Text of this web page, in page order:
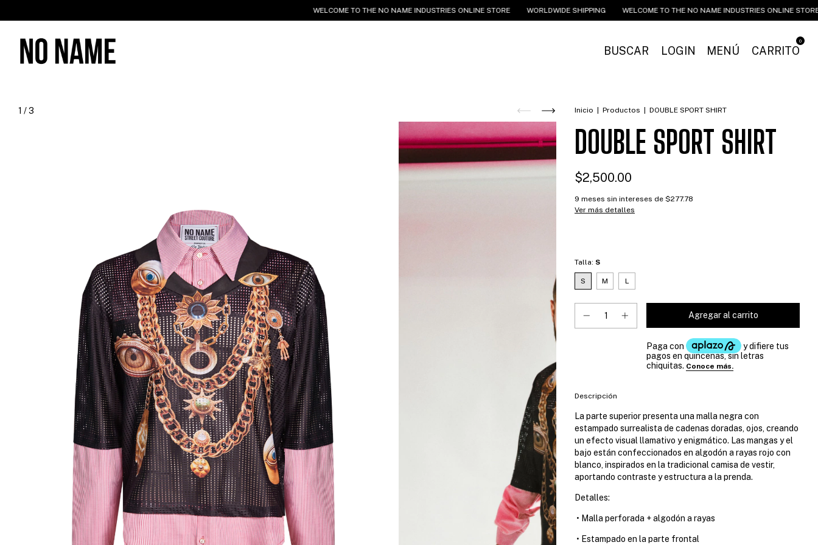
WELCOME TO THE NO NAME INDUSTRIES ONLINE STORE WORLDWIDE SHIPPING WELCOME TO THE NO NAME INDUSTRIES ONLINE STORE
MENÚ
BUSCAR LOGIN CARRITO
0
1 /3 Inicio Productos DOUBLE SPORT SHIRT
DOUBLE SPORT SHIRT
$2,500.00
9 meses sin intereses de $277.78
Ver más detalles
Talla: S
S M L
La parte superior presenta una malla negra con
estampado surrealista de cadenas doradas, ojos, creando
un efecto visual llamativo y enigmático. Las mangas y el
bajo están confeccionados en algodón a rayas rojo con
blanco, inspirados en la tradicional camisa de vestir,